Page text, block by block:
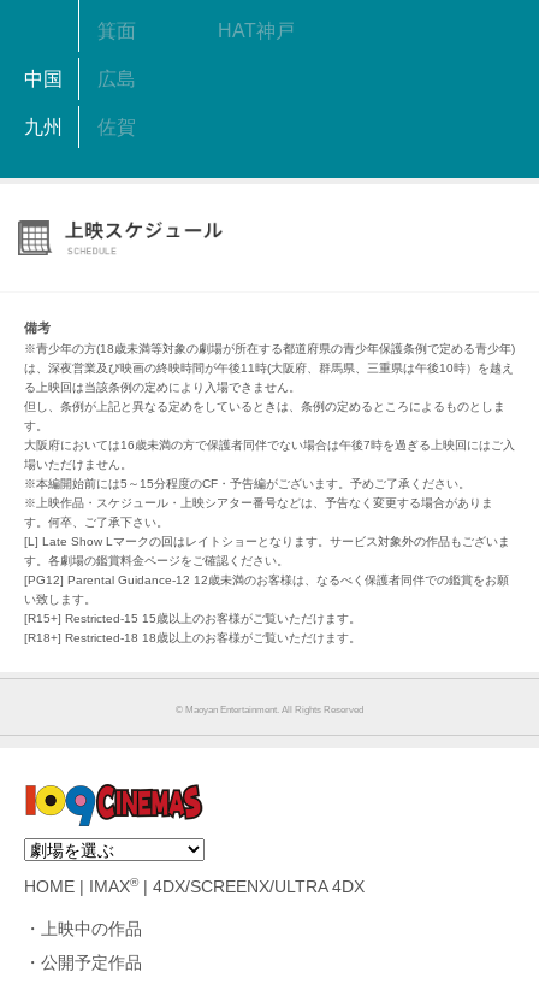
箕面 HAT神戸
中国 広島
九州 佐賀
備考
※青少年の方(18歳未満等対象の劇場が所在する都道府県の青少年保護条例で定める青少年)
は、深夜営業及び映画の終映時間が午後11時(大阪府、群馬県、三重県は午後10時）を越え
る上映回は当該条例の定めにより入場できません。
但し、条例が上記と異なる定めをしているときは、条例の定めるところによるものとしま
す。
大阪府においては16歳未満の方で保護者同伴でない場合は午後7時を過ぎる上映回にはご入
場いただけません。
※本編開始前には5～15分程度のCF・予告編がございます。予めご了承ください。
※上映作品・スケジュール・上映シアター番号などは、予告なく変更する場合がありま
す。何卒、ご了承下さい。
[L] Late Show Lマークの回はレイトショーとなります。サービス対象外の作品もございま
す。各劇場の鑑賞料金ページをご確認ください。
[PG12] Parental Guidance-12 12歳未満のお客様は、なるべく保護者同伴での鑑賞をお願
い致します。
[R15+] Restricted-15 15歳以上のお客様がご覧いただけます。
[R18+] Restricted-18 18歳以上のお客様がご覧いただけます。
©︎ Maoyan Entertainment. All Rights Reserved
HOME IMAX®| 4DX/SCREENX/ULTRA 4DX
上映中の作品
公開予定作品